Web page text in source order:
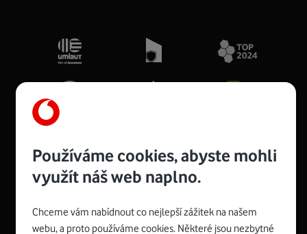
Spojte se s Vodafonem
Používáme cookies, abyste mohli
využít náš web naplno.
Chceme vám nabídnout co nejlepší zážitek na našem
webu, a proto používáme cookies. Některé jsou nezbytné